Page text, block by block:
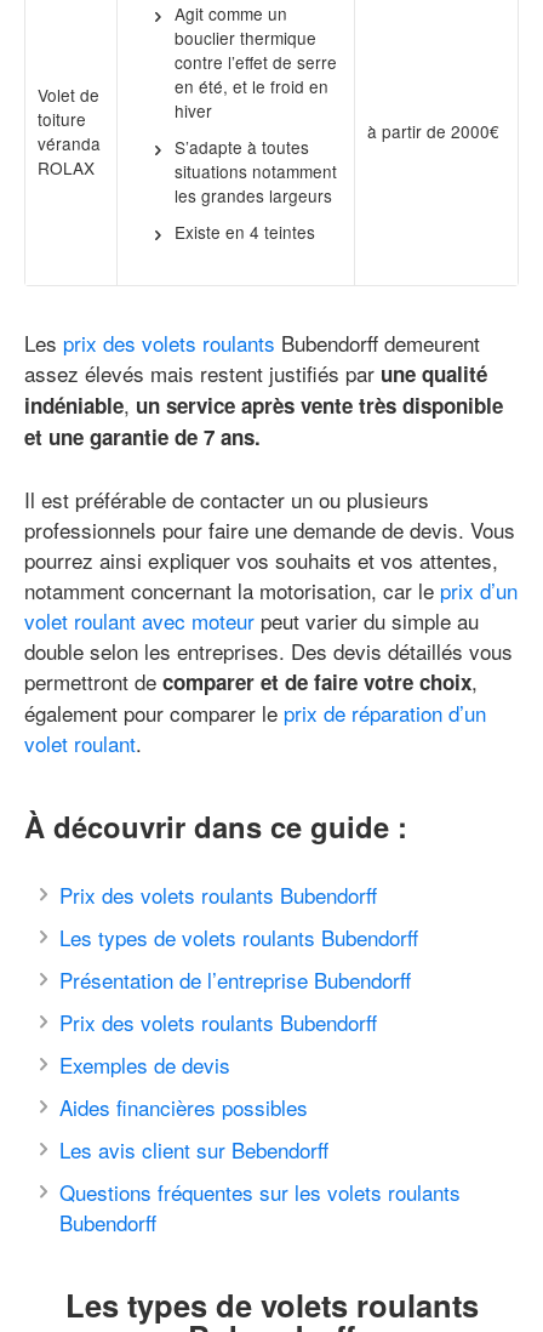
Volet de
toiture
véranda
ROLAX
Agit comme un
bouclier thermique
contre l’effet de serre
en été, et le froid en
hiver
S’adapte à toutes
situations notamment
les grandes largeurs
Existe en 4 teintes
à partir de 2000€
Les prix des volets roulants Bubendorff demeurent
assez élevés mais restent justifiés par une qualité
indéniable, un service après vente très disponible
et une garantie de 7 ans.
Il est préférable de contacter un ou plusieurs
professionnels pour faire une demande de devis. Vous
pourrez ainsi expliquer vos souhaits et vos attentes,
notamment concernant la motorisation, car le prix d’un
volet roulant avec moteur peut varier du simple au
double selon les entreprises. Des devis détaillés vous
permettront de comparer et de faire votre choix,
également pour comparer le prix de réparation d’un
volet roulant.
À découvrir dans ce guide :
Prix des volets roulants Bubendorff
Les types de volets roulants Bubendorff
Présentation de l’entreprise Bubendorff
Prix des volets roulants Bubendorff
Exemples de devis
Aides financières possibles
Les avis client sur Bebendorff
Questions fréquentes sur les volets roulants
Bubendorff
Les types de volets roulants